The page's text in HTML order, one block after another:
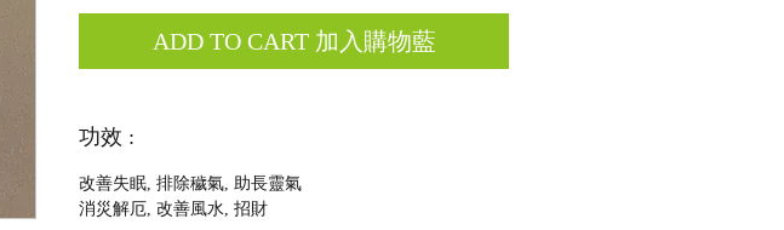
ADD TO CART 加入購物藍
功效 :
改善失眠, 排除穢氣, 助長靈氣
消災解厄, 改善風水, 招財